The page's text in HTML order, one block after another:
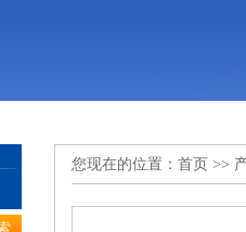
您现在的位置： 首页 >>